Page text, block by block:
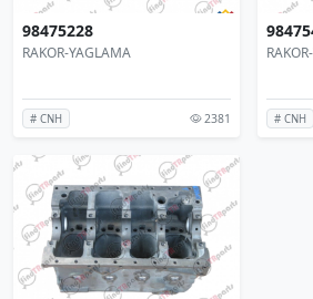
98475228
RAKOR-YAGLAMA
# CNH 2381 # CNH